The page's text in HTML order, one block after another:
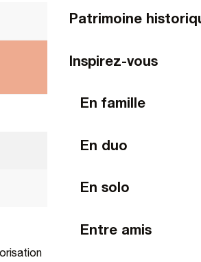
Patrimoine
Inspirez-vous
En famille
En duo
En solo
Entre amis
En
70